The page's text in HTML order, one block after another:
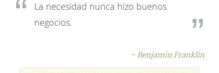
La necesidad nunca hizo buenos
negocios.
- Benjamin Franklin